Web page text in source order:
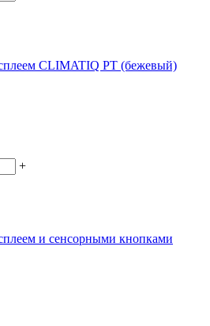
CLIMATIQ PT (бежевый)
+
и сенсорными кнопками